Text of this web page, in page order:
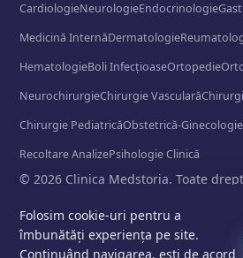
CardiologieNeurologieEndocrinologie
Medicină InternăDermatologie
HematologieBoli InfecțioaseOrtopedie
NeurochirurgieChirurgie Vasculară
Chirurgie PediatricăObstetrică-Ginecologie
Recoltare AnalizePsihologie Clinică
© 2026 Clinica Medstoria. Toate
Folosim cookie-uri pentru a
îmbunătăți experiența pe site.
Continuând navigarea, ești de acord